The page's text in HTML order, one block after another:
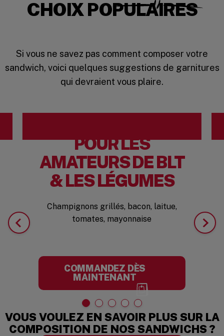
CHOIX POPULAIRES
Si vous ne savez pas comment composer votre
sandwich, voici quelques suggestions de garnitures
qui devraient vous plaire.
POUR LES
AMATEURS DE BLT
& LES LÉGUMES
Champignons grillés, bacon, laitue,
tomates, mayonnaise
COMMANDEZ DÈS
MAINTENANT
VOUS VOULEZ EN SAVOIR PLUS SUR LA
COMPOSITION DE NOS SANDWICHS ?